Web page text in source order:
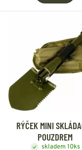
RÝČEK MINI
POUZDREM
skladem 10ks